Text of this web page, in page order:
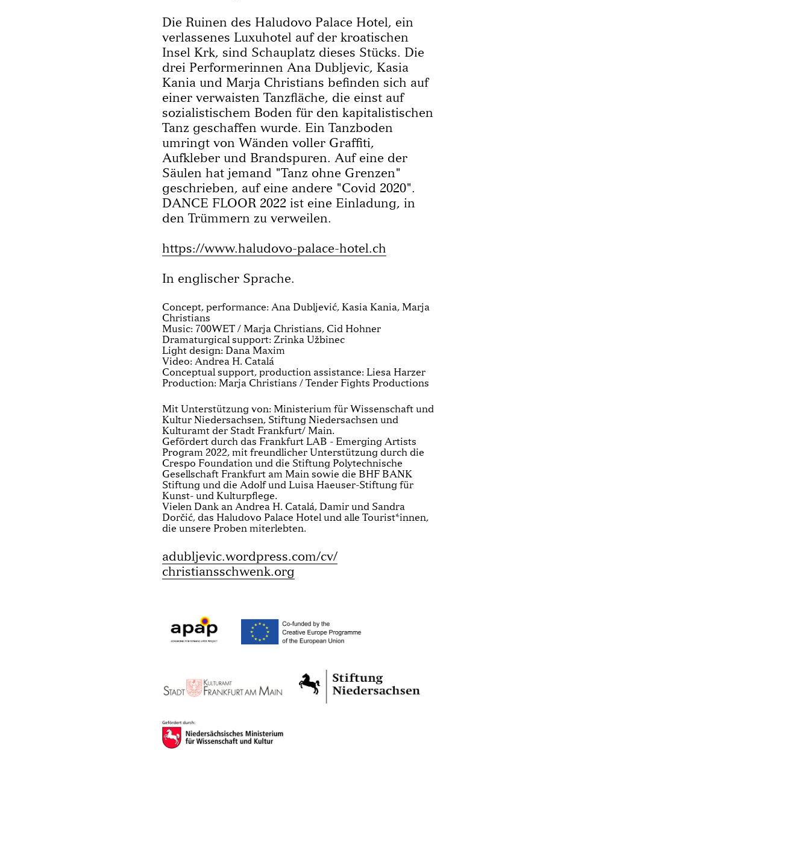
Die Ruinen des Haludovo Palace Hotel, ein
verlassenes Luxuhotel auf der kroatischen
Insel Krk, sind Schauplatz dieses Stücks. Die
drei Performerinnen Ana Dubljevic, Kasia
Kania und Marja Christians befinden sich auf
einer verwaisten Tanzfläche, die einst auf
sozialistischem Boden für den kapitalistischen
Tanz geschaffen wurde. Ein Tanzboden
umringt von Wänden voller Graffiti,
Aufkleber und Brandspuren. Auf eine der
Säulen hat jemand "Tanz ohne Grenzen"
geschrieben, auf eine andere "Covid 2020".
DANCE FLOOR 2022 ist eine Einladung, in
den Trümmern zu verweilen.
https://www.haludovo-palace-hotel.ch
In englischer Sprache.
Concept, performance: Ana Dubljević, Kasia Kania, Marja
Christians
Music: 700WET / Marja Christians, Cid Hohner
Dramaturgical support: Zrinka Užbinec
Light design: Dana Maxim
Video: Andrea H. Catalá
Conceptual support, production assistance: Liesa Harzer
Production: Marja Christians / Tender Fights Productions
Mit Unterstützung von: Ministerium für Wissenschaft und
Kultur Niedersachsen, Stiftung Niedersachsen und
Kulturamt der Stadt Frankfurt/ Main.
Gefördert durch das Frankfurt LAB - Emerging Artists
Program 2022, mit freundlicher Unterstützung durch die
Crespo Foundation und die Stiftung Polytechnische
Gesellschaft Frankfurt am Main sowie die BHF BANK
Stiftung und die Adolf und Luisa Haeuser-Stiftung für
Kunst- und Kulturpflege.
Vielen Dank an Andrea H. Catalá, Damir und Sandra
Dorčić, das Haludovo Palace Hotel und alle Tourist*innen,
die unsere Proben miterlebten.
adubljevic.wordpress.com/cv/
christiansschwenk.org